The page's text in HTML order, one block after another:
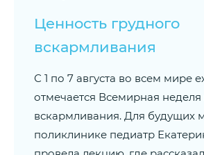
Ценность грудного
вскармливания
С 1 по 7 августа во всем мире
отмечается Всемирная неделя
вскармливания. Для будущих
поликлинике педиатр